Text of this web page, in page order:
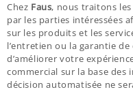
Chez Faus, nous traitons
par les parties intéressées
sur les produits et les
l’entretien ou la garantie
d’améliorer votre
commercial sur la base
décision automatisée ne